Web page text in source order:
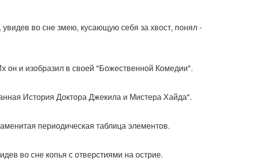
во сне змею, кусающую себя за хвост, понял -
он и изобразил в своей "Божественной Комедии".
История Доктора Джекила и Мистера Хайда".
периодическая таблица элементов.
во сне копья с отверстиями на острие.